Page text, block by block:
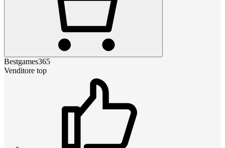
Bestgames365
Venditore top